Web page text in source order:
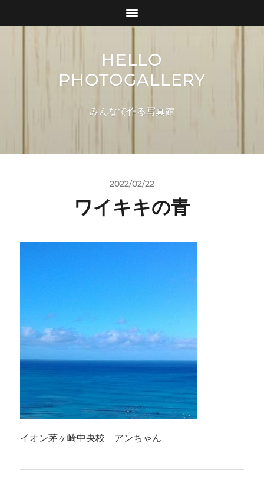
HELLO
PHOTOGALLERY
みんなで作る写真館
2022/02/22
ワイキキの青
イオン茅ヶ崎中央校 アンちゃん